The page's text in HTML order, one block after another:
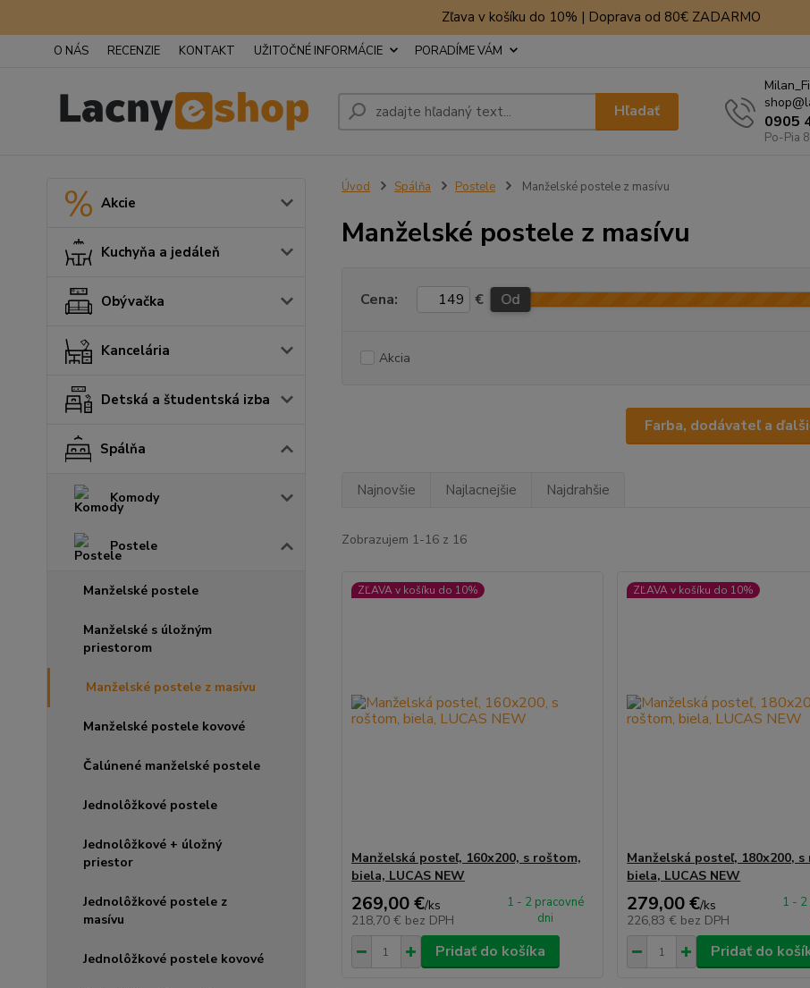
Zľava v košíku do 10% | Doprava od 80€ ZADARMO
O NÁS RECENZIE KONTAKT UŽITOČNÉ INFORMÁCIE PORADÍME VÁM
Hľadať
0905
Po-Pia
Akcie
Kuchyňa a jedáleň
Obývačka
Kancelária
Detská a študentská izba
Spálňa
Komody
Postele
Manželské postele
Manželské s úložným
priestorom
Manželské postele z masívu
Manželské postele kovové
Čalúnené manželské postele
Jednolôžkové postele
Jednolôžkové + úložný
priestor
Jednolôžkové postele z
masívu
Jednolôžkové postele kovové
Úvod Spálňa Postele Manželské postele z masívu
Manželské postele z masívu
Farba, dodávateľ a
Cena: € Od
Akcia
Najnovšie Najlacnejšie Najdrahšie
Zobrazujem 1-16 z 16
ZĽAVA v košíku do 10%
Manželská posteľ, 160x200, s roštom,
biela, LUCAS NEW
269,00 €/ks
218,70 € bez DPH
1 - 2 pracovné
dni
Pridať do košíka
ZĽAVA v košíku do 10%
Manželská posteľ, 180x200,
biela, LUCAS NEW
279,00 €/ks
226,83 € bez DPH
1 - 2
Pridať do